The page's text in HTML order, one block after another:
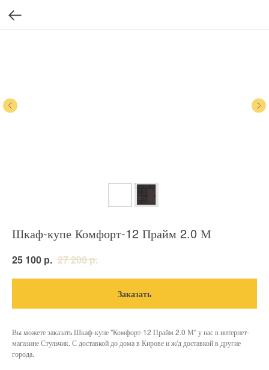
Шкаф-купе Комфорт-12 Прайм 2.0 М
25 100 р. 27 200р.
Заказать
Вы можете заказать Шкаф-купе "Комфорт-12 Прайм 2.0 М" у нас в интернет-
магазине Стульчик. С доставкой до дома в Кирове и ж/д доставкой в другие
города.